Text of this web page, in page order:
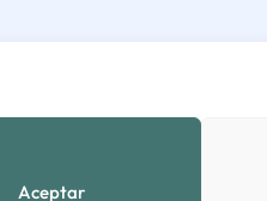
Aceptar